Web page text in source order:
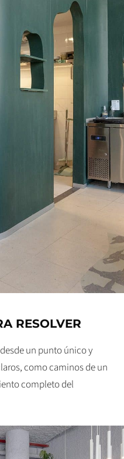
RESOLVER
un punto único y
como caminos de un
completo del